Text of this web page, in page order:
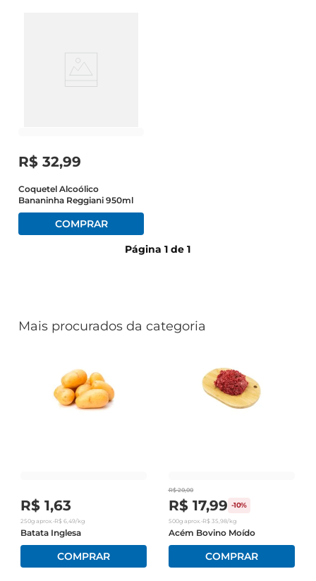
R$ 32,99
Coquetel Alcoólico
Bananinha Reggiani 950ml
Página1 de 1
Mais procurados da categoria
R$ 1,63
250g aprox. •R$ 6,49/kg
Batata Inglesa
R$ 20,00
R$ 17,99 -10%
500gaprox. •R$ 35,98/kg
Acém Bovino Moído